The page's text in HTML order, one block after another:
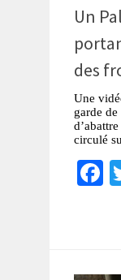
Un
des
Une
garde
circulé